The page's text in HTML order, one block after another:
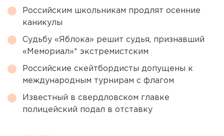
Российским школьникам продлят осенние
каникулы
Судьбу «Яблока» решит судья, признавший
«Мемориал»* экстремистским
Российские скейтбордисты допущены к
международным турнирам с флагом
Известный в свердловском главке
полицейский подал в отставку